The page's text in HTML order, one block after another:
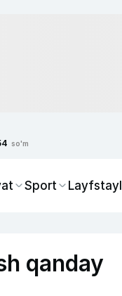
so'm
Sport Layfstayl
qanday